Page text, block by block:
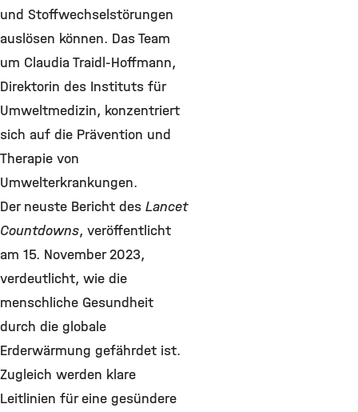
und Stoffwechselstörungen
auslösen können. Das Team
um Claudia Traidl-Hoffmann,
Direktorin des Instituts für
Umweltmedizin, konzentriert
sich auf die Prävention und
Therapie von
Umwelterkrankungen.
Der neuste Bericht des Lancet
Countdowns, veröffentlicht
am 15. November 2023,
verdeutlicht, wie die
menschliche Gesundheit
durch die globale
Erderwärmung gefährdet ist.
Zugleich werden klare
Leitlinien für eine gesündere